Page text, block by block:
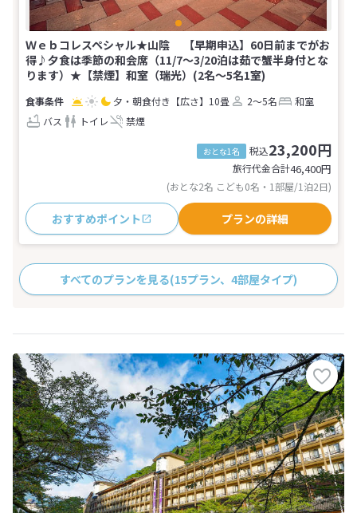
Ｗｅｂコレスペシャル★山陰 【早期申込】60日前までがお
得♪夕食は季節の和会席（11/7～3/20泊は茹で蟹半身付とな
ります）★【禁煙】和室（瑞光）(2名～5名1室)
夕・朝食付き 【広さ】10畳 2～5名
和室
バス
トイレ 禁煙
おとな1名 税込23,200円
旅行代金合計46,400円
(おとな2名 こども0名・1部屋/1泊2日)
おすすめポイント プランの詳細
すべてのプランを見る(15プラン、4部屋タイプ)